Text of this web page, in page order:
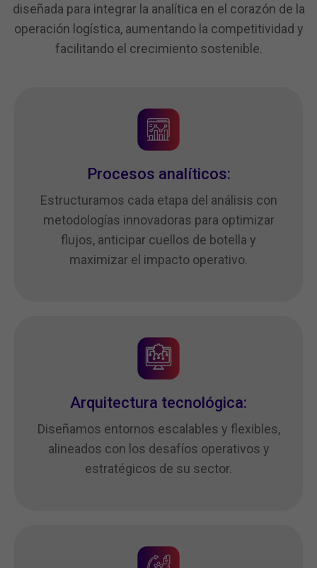
diseñada para integrar la analítica en el corazón de la
operación logística, aumentando la competitividad y
facilitando el crecimiento sostenible.
Procesos analíticos:
Estructuramos cada etapa del análisis con
metodologías innovadoras para optimizar
flujos, anticipar cuellos de botella y
maximizar el impacto operativo.
Arquitectura tecnológica:
Diseñamos entornos escalables y flexibles,
alineados con los desafíos operativos y
estratégicos de su sector.